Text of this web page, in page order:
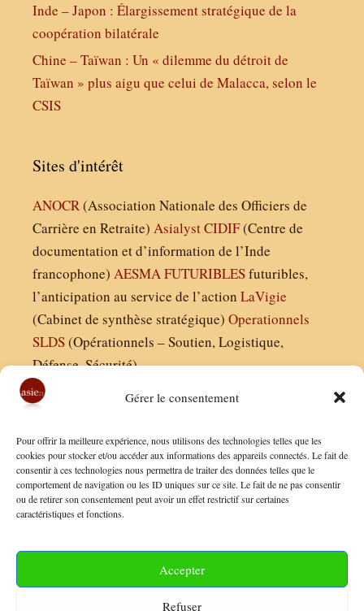
Gérer le consentement
Pour offrir la meilleure expérience, nous utilisons des technologies telles que les
cookies pour stocker et/ou accéder aux informations des appareils connectés. Le fait de
consentir à ces technologies nous permettra de traiter des données telles que le
comportement de navigation ou les ID uniques sur ce site. Le fait de ne pas consentir
ou de retirer son consentement peut avoir un effet restrictif sur certaines
caractéristiques et fonctions.
Accepter
Refuser
Inde – Japon : Élargissement stratégique de la
coopération bilatérale
Chine – Taïwan : Un « dilemme du détroit de
Taïwan » plus aigu que celui de Malacca, selon le
CSIS
Sites d'intérêt
ANOCR(Association Nationale des Officiers de
Carrière en Retraite) AsialystCIDIF(Centre de
documentation et d’information de l’Inde
francophone) AESMAFUTURIBLESfuturibles,
l’anticipation au service de l’action LaVigie
(Cabinet de synthèse stratégique) Operationnels
SLDS(Opérationnels – Soutien, Logistique,
Défense, Sécurité)
Finaldées EURL
Siège social : 13 avenue Boudon, 75016, Paris
Nous contacter
Conditions Générales de Vente
Politique de Confidentialité